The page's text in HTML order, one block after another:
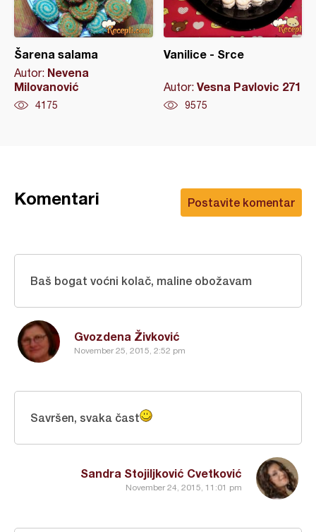
Šarena salama
Autor: Nevena
Milovanović
4175
Vanilice - Srce
Autor: Vesna Pavlovic 271
9575
Postavite komentar
Komentari
Gvozdena Živković
November 25, 2015, 2:52 pm
Baš bogat voćni kolač, maline obožavam
Sandra Stojiljković Cvetković
November 24, 2015, 11:01 pm
Savršen, svaka čast